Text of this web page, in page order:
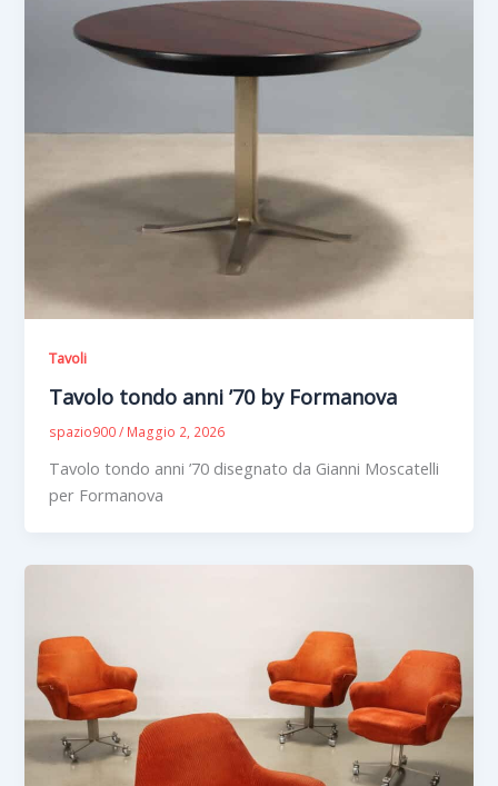
Tavoli
Tavolo tondo anni ’70 by Formanova
spazio900/ Maggio 2, 2026
Tavolo tondo anni ’70 disegnato da Gianni Moscatelli
per Formanova